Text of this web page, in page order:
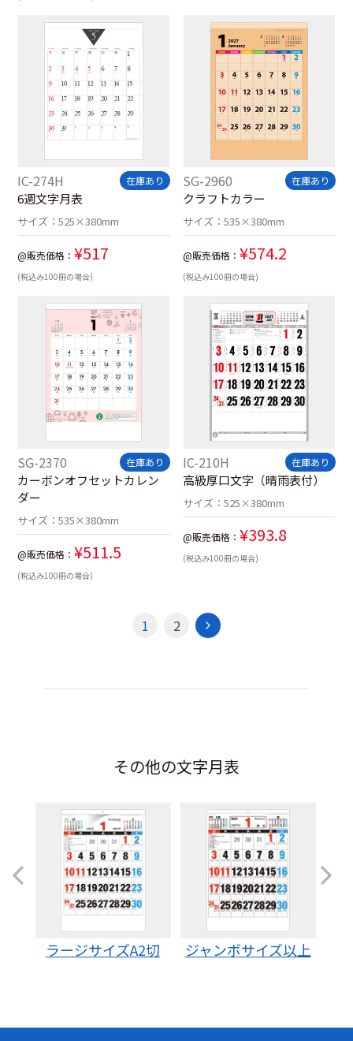
IC-274H 在庫あり
6週文字月表
サイズ：525×380mm
@販売価格： ¥517
(税込み100冊の場合)
SG-2960 在庫あり
クラフトカラー
サイズ： 535×380mm
@販売価格： ¥574.2
(税込み100冊の場合)
SG-2370 在庫あり
カーボンオフセットカレン
ダー
サイズ：535×380mm
@販売価格： ¥511.5
(税込み100冊の場合)
IC-210H 在庫あり
高級厚口文字（晴雨表付）
サイズ： 525×380mm
@販売価格： ¥393.8
(税込み100冊の場合)
1 2
その他の文字月表
ジャンボサイズ以上 コンパクト